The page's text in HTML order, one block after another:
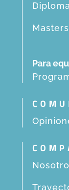
Masters
Para